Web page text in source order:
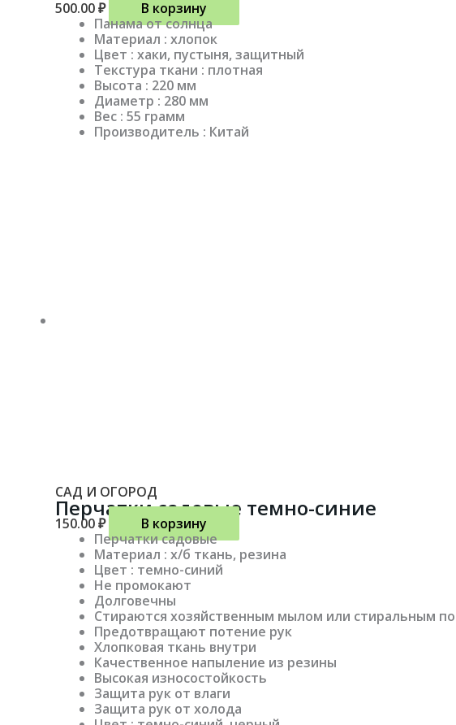
500.00₽
В корзину
Панама от солнца
Материал : хлопок
Цвет : хаки, пустыня, защитный
Текстура ткани : плотная
Высота : 220 мм
Диаметр : 280 мм
Вес : 55 грамм
Производитель : Китай
САД И ОГОРОД
Перчатки садовые темно-синие
150.00₽
В корзину
Перчатки садовые
Материал : х/б ткань, резина
Цвет : темно-синий
Не промокают
Долговечны
Стираются хозяйственным мылом или стиральным
Предотвращают потение рук
Хлопковая ткань внутри
Качественное напыление из резины
Высокая износостойкость
Защита рук от влаги
Защита рук от холода